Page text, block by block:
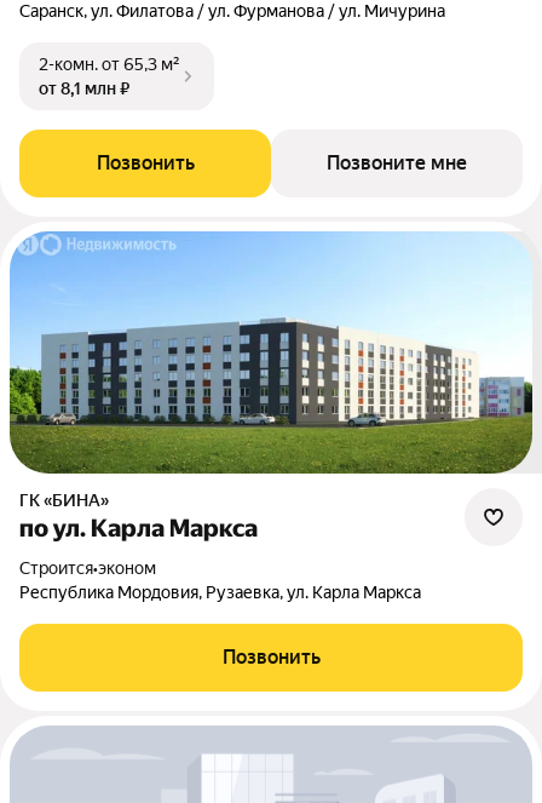
Саранск, ул. Филатова / ул. Фурманова / ул. Мичурина
2-комн.от 65,3 м²
от 8,1 млн ₽
Позвонить Позвоните мне
ГК «БИНА»
по ул. Карла Маркса
Строится•эконом
Республика Мордовия, Рузаевка, ул. Карла Маркса
Позвонить